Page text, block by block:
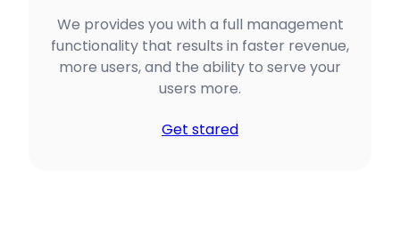
We provides you with a full management
functionality that results in faster revenue,
more users, and the ability to serve your
users more.
Get stared